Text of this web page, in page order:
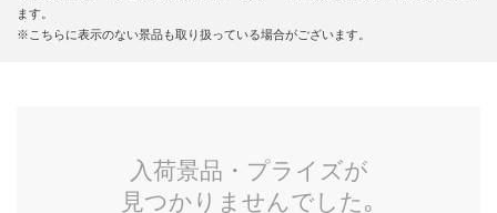
ます。
※こちらに表示のない景品も取り扱っている場合がございます。